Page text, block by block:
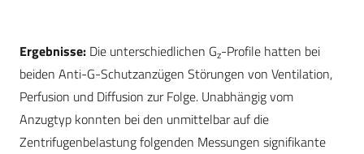
Ergebnisse: Die unterschiedlichen Gz-Profile hatten bei
beiden Anti-G-Schutzanzügen Störungen von Ventilation,
Perfusion und Diffusion zur Folge. Unabhängig vom
Anzugtyp konnten bei den unmittelbar auf die
Zentrifugenbelastung folgenden Messungen signifikante